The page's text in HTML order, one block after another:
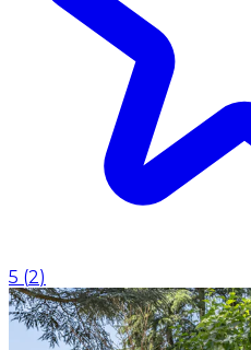
5 (2)